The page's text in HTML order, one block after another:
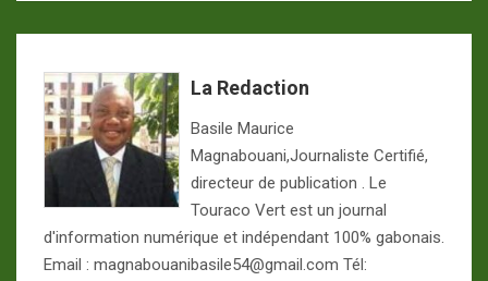
La Redaction
Basile Maurice
Magnabouani,Journaliste Certifié,
directeur de publication . Le
Touraco Vert est un journal
d'information numérique et indépendant 100% gabonais.
Email : magnabouanibasile54@gmail.com Tél: